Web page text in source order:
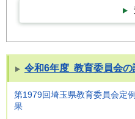
令和6年度 教育委員会の
第1979回埼玉県教育委員会定
果